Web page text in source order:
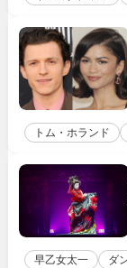
トム・ホランド
早乙女太一 ダ